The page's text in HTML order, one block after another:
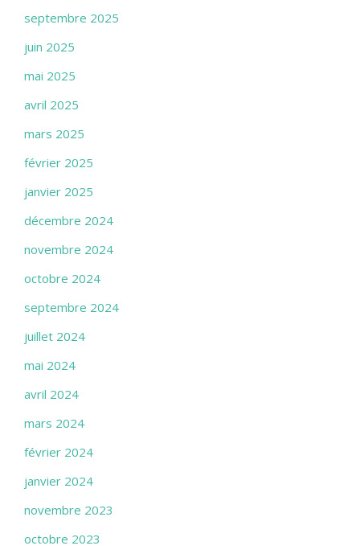
septembre 2025
juin 2025
mai 2025
avril 2025
mars 2025
février 2025
janvier 2025
décembre 2024
novembre 2024
octobre 2024
septembre 2024
juillet 2024
mai 2024
avril 2024
mars 2024
février 2024
janvier 2024
novembre 2023
octobre 2023